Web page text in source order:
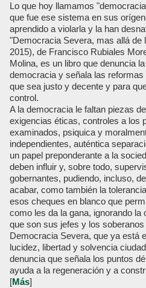
Lo que hoy llamamos
que fue ese sistema en sus
aprendido a violarla y la han
"Democracia Severa, mas allá de
2015), de Francisco Rubiales
Molina, es un libro que denuncia
democracia y señala las
que sea justo y decente y para
control.
A la democracia le faltan piezas
exigencias éticas, controles a los
examinados, psiquica y
independientes, auténtica
un papel preponderante a la
deben influir y, sobre todo,
gobernantes, pudiendo, incluso,
acabar, como también la
esos cheques en blanco que
como les da la gana, ignorando la
que son sus jefes y los
Democracia Severa, que ya está
lucidez, libertad y solvencia
denuncia que señala los puntos
ayuda a la regeneración y a
[Más]